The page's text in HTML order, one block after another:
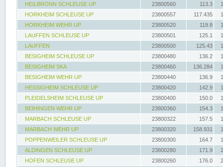
HEILBRONN SCHLEUSE UP
23800560 113.3
HORKHEIM SCHLEUSE UP
23800557 117.435
HORKHEIM WEHR UP
23800520 119.8
LAUFFEN SCHLEUSE UP
23800501 125.1
LAUFFEN
23800500 125.43
BESIGHEIM SCHLEUSE UP
23800480 136.2
BESIGHEIM SKA
23800460 136.284
BESIGHEIM WEHR UP
23800440 136.9
HESSIGHEIM SCHLEUSE UP
23800420 142.9
PLEIDELSHEIM SCHLEUSE UP
23800400 150.0
BEIHINGEN WEHR UP
23800360 154.3
MARBACH SCHLEUSE UP
23800322 157.5
MARBACH WEHR UP
23800320 158.931
POPPENWEILER SCHLEUSE UP
23800300 164.7
ALDINGEN SCHLEUSE UP
23800280 171.9
HOFEN SCHLEUSE UP
23800260 176.0